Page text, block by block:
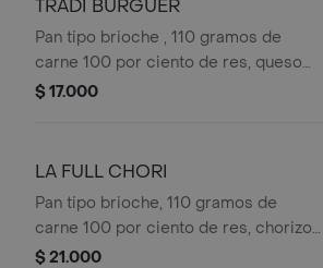
casa.
TRADI BURGUER
Pan tipo brioche , 110 gramos de
carne 100 por ciento de res, queso
mozzarella, lechuga, tomate, piña,
$ 17.000
LA FULL CHORI
Pan tipo brioche, 110 gramos de
carne 100 por ciento de res, chorizo
artesanal, queso mozzarella, lechuga,
$ 21.000